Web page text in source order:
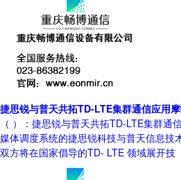
捷思锐与普天共拓TD-LTE集群通信应用
（ ）：捷思锐与普天共拓TD-LTE集群通
媒体调度系统的捷思锐科技与普天信息技
双方将在国家倡导的TD- LTE 领域展开技